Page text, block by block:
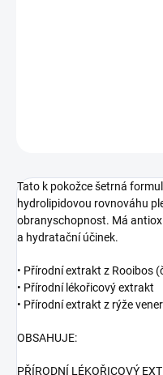
Tato k pokožce šetrná
hydrolipidovou rovnováhu
obranyschopnost. Má
a hydratační účinek.
• Přírodní extrakt z Rooibos
• Přírodní lékořicový extrakt
• Přírodní extrakt z rýže
OBSAHUJE:
PŘÍRODNÍ LÉKOŘICOVÝ